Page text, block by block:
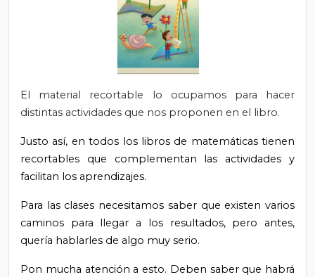
El material recortable lo ocupamos para hacer
distintas actividades que nos proponen en el libro.
Justo así, en todos los libros de matemáticas tienen
recortables que complementan las actividades y
facilitan los aprendizajes.
Para las clases necesitamos saber que existen varios
caminos para llegar a los resultados, pero antes,
quería hablarles de algo muy serio.
Pon mucha atención a esto. Deben saber que habrá